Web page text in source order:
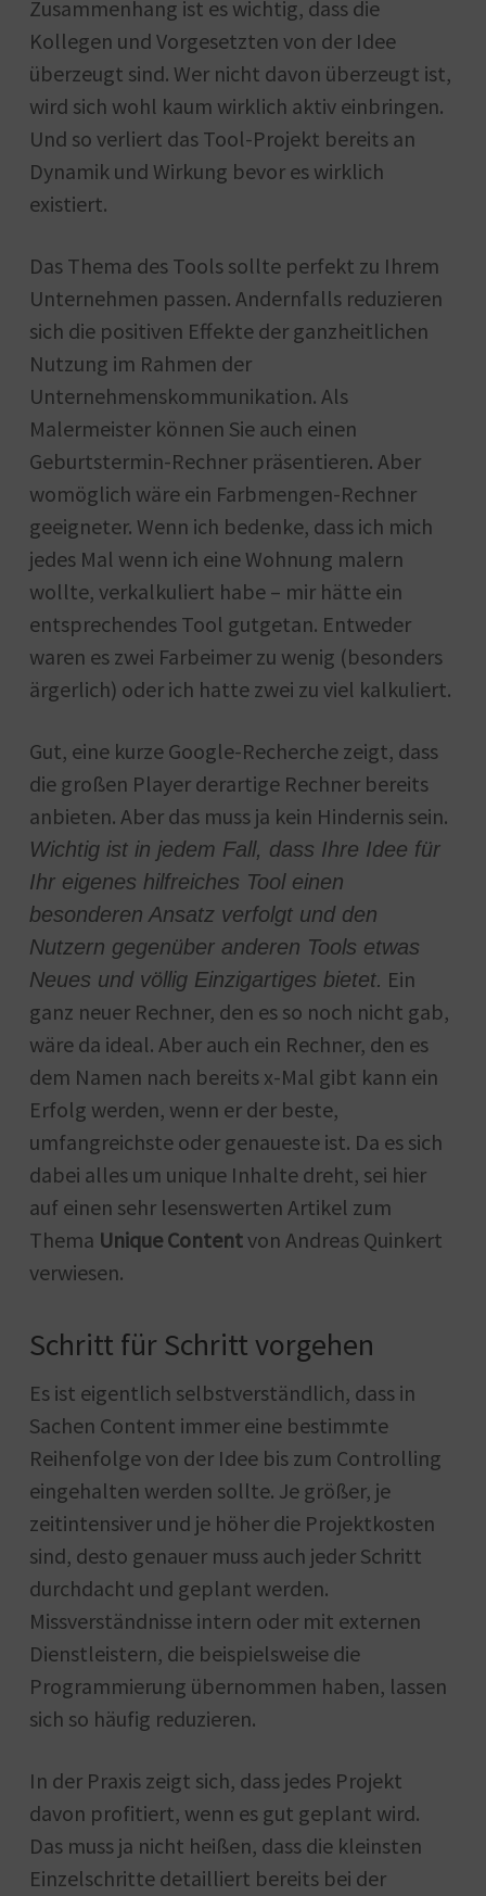
Zusammenhang ist es wichtig, dass die
Kollegen und Vorgesetzten von der Idee
überzeugt sind. Wer nicht davon überzeugt ist,
wird sich wohl kaum wirklich aktiv einbringen.
Und so verliert das Tool-Projekt bereits an
Dynamik und Wirkung bevor es wirklich
existiert.
Das Thema des Tools sollte perfekt zu Ihrem
Unternehmen passen. Andernfalls reduzieren
sich die positiven Effekte der ganzheitlichen
Nutzung im Rahmen der
Unternehmenskommunikation. Als
Malermeister können Sie auch einen
Geburtstermin-Rechner präsentieren. Aber
womöglich wäre ein Farbmengen-Rechner
geeigneter. Wenn ich bedenke, dass ich mich
jedes Mal wenn ich eine Wohnung malern
wollte, verkalkuliert habe – mir hätte ein
entsprechendes Tool gutgetan. Entweder
waren es zwei Farbeimer zu wenig (besonders
ärgerlich) oder ich hatte zwei zu viel kalkuliert.
Gut, eine kurze Google-Recherche zeigt, dass
die großen Player derartige Rechner bereits
anbieten. Aber das muss ja kein Hindernis sein.
Wichtig ist in jedem Fall, dass Ihre Idee für
Ihr eigenes hilfreiches Tool einen
besonderen Ansatz verfolgt und den
Nutzern gegenüber anderen Tools etwas
Neues und völlig Einzigartiges bietet. Ein
ganz neuer Rechner, den es so noch nicht gab,
wäre da ideal. Aber auch ein Rechner, den es
dem Namen nach bereits x-Mal gibt kann ein
Erfolg werden, wenn er der beste,
umfangreichste oder genaueste ist. Da es sich
dabei alles um unique Inhalte dreht, sei hier
auf einen sehr lesenswerten Artikel zum
Thema Unique Contentvon Andreas Quinkert
verwiesen.
Schritt für Schritt vorgehen
Es ist eigentlich selbstverständlich, dass in
Sachen Content immer eine bestimmte
Reihenfolge von der Idee bis zum Controlling
eingehalten werden sollte. Je größer, je
zeitintensiver und je höher die Projektkosten
sind, desto genauer muss auch jeder Schritt
durchdacht und geplant werden.
Missverständnisse intern oder mit externen
Dienstleistern, die beispielsweise die
Programmierung übernommen haben, lassen
sich so häufig reduzieren.
In der Praxis zeigt sich, dass jedes Projekt
davon profitiert, wenn es gut geplant wird.
Das muss ja nicht heißen, dass die kleinsten
Einzelschritte detailliert bereits bei der